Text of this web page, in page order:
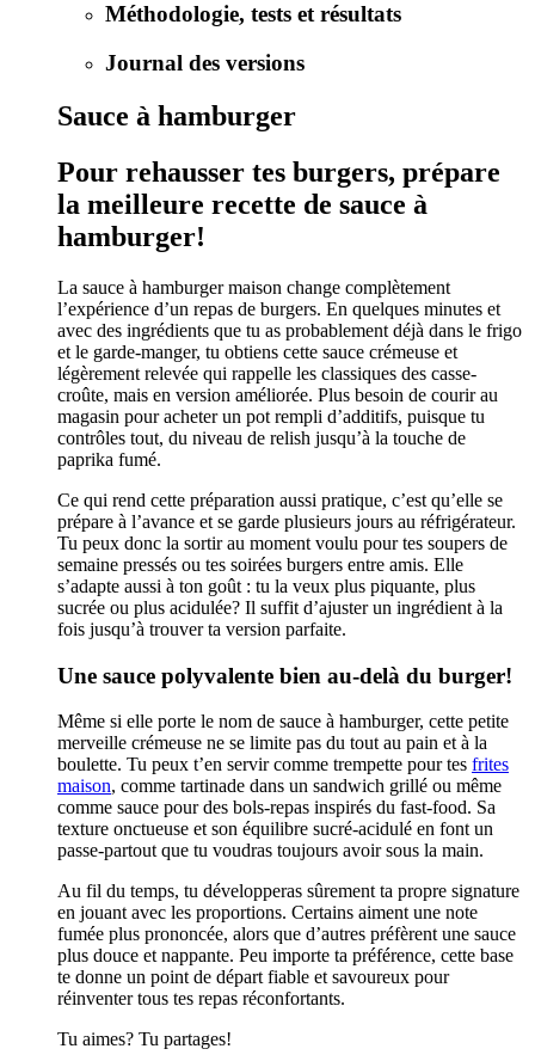
Méthodologie, tests et résultats
Journal des versions
Sauce à hamburger
Pour rehausser tes burgers, prépare
la meilleure recette de sauce à
hamburger!
La sauce à hamburger maison change complètement
l’expérience d’un repas de burgers. En quelques minutes et
avec des ingrédients que tu as probablement déjà dans le frigo
et le garde-manger, tu obtiens cette sauce crémeuse et
légèrement relevée qui rappelle les classiques des casse-
croûte, mais en version améliorée. Plus besoin de courir au
magasin pour acheter un pot rempli d’additifs, puisque tu
contrôles tout, du niveau de relish jusqu’à la touche de
paprika fumé.
Ce qui rend cette préparation aussi pratique, c’est qu’elle se
prépare à l’avance et se garde plusieurs jours au réfrigérateur.
Tu peux donc la sortir au moment voulu pour tes soupers de
semaine pressés ou tes soirées burgers entre amis. Elle
s’adapte aussi à ton goût : tu la veux plus piquante, plus
sucrée ou plus acidulée? Il suffit d’ajuster un ingrédient à la
fois jusqu’à trouver ta version parfaite.
Une sauce polyvalente bien au-delà du burger!
Même si elle porte le nom de sauce à hamburger, cette petite
merveille crémeuse ne se limite pas du tout au pain et à la
boulette. Tu peux t’en servir comme trempette pour tes frites
maison, comme tartinade dans un sandwich grillé ou même
comme sauce pour des bols-repas inspirés du fast-food. Sa
texture onctueuse et son équilibre sucré-acidulé en font un
passe-partout que tu voudras toujours avoir sous la main.
Au fil du temps, tu développeras sûrement ta propre signature
en jouant avec les proportions. Certains aiment une note
fumée plus prononcée, alors que d’autres préfèrent une sauce
plus douce et nappante. Peu importe ta préférence, cette base
te donne un point de départ fiable et savoureux pour
réinventer tous tes repas réconfortants.
Tu aimes? Tu partages!